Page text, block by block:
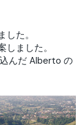
た。
ました。
んだ Alberto の